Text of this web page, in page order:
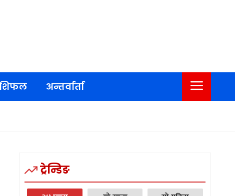
अन्तर्वार्ता
ट्रेन्डिङ